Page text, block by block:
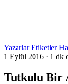
Yazarlar Etiketler
1 Eylül 2016 · 1 dk
Tutkulu Bir